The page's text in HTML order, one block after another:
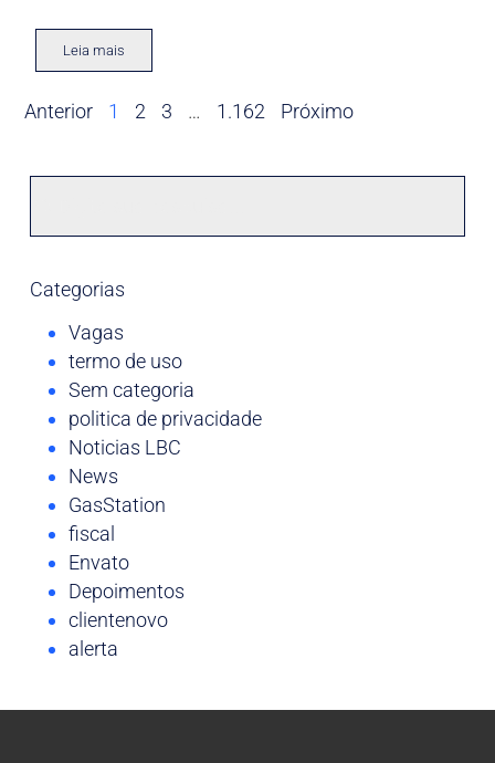
Leia mais
Anterior 1 2 3 … 1.162 Próximo
Categorias
Vagas
termo de uso
Sem categoria
politica de privacidade
Noticias LBC
News
GasStation
fiscal
Envato
Depoimentos
clientenovo
alerta